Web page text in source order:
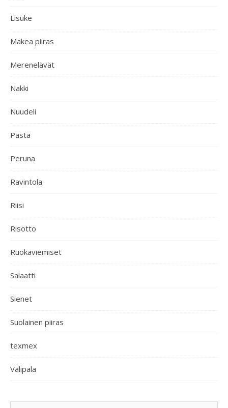
Lisuke
Makea piiras
Merenelävät
Nakki
Nuudeli
Pasta
Peruna
Ravintola
Riisi
Risotto
Ruokaviemiset
Salaatti
Sienet
Suolainen piiras
texmex
Välipala